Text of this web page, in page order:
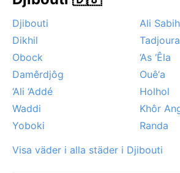
är målet. Ibland drar heta, dammiga
kallade khamsin – in från öknen och
staden, vilket sikt och andning på
dimma är okänt, och regnperioden
Det är ett klimat där solen alltid
besöker Arta bör vara beredd på
Djibouti
Ali Sabih
Dikhil
Obock
‘As ‘Êla
Damêrdjôg
Ouê‘a
‘Ali ‘Addé
Holhol
Waddi
Khôr
Yoboki
Randa
Visa väder i alla städer i Djibouti